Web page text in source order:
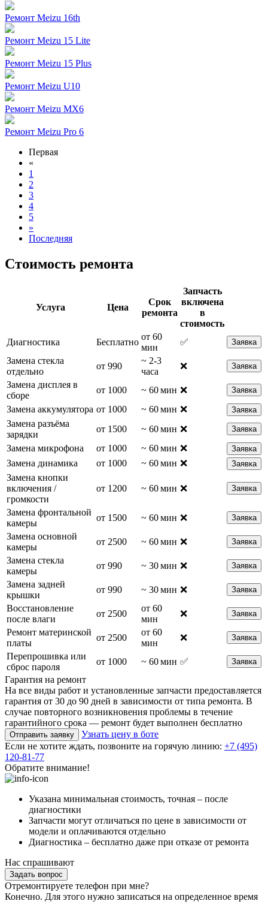
Ремонт Meizu 16th
Ремонт Meizu 15 Lite
Ремонт Meizu 15 Plus
Ремонт Meizu U10
Ремонт Meizu MX6
Ремонт Meizu Pro 6
Первая
«
1
2
3
4
5
»
Последняя
Стоимость ремонта
Услуга Цена
Срок
ремонта
Запчасть
включена
в
стоимость
Диагностика
Бесплатно
от 60
мин
✅ Заявка
Замена стекла
отдельно
от 990
~ 2-3
часа
❌ Заявка
Замена дисплея в
сборе
от 1000 ~ 60 мин ❌ Заявка
Замена аккумулятора от 1000 ~ 60 мин ❌ Заявка
Замена разъёма
зарядки
от 1500 ~ 60 мин ❌ Заявка
Замена микрофона от 1000 ~ 60 мин ❌ Заявка
Замена динамика от 1000 ~ 60 мин ❌ Заявка
Замена кнопки
включения /
громкости
от 1200 ~ 60 мин ❌ Заявка
Замена фронтальной
камеры
от 1500 ~ 60 мин ❌ Заявка
Замена основной
камеры
от 2500 ~ 60 мин ❌ Заявка
Замена стекла
камеры
от 990 ~ 30 мин ❌ Заявка
Замена задней
крышки
от 990 ~ 30 мин ❌ Заявка
Восстановление
после влаги
от 2500
от 60
мин
❌ Заявка
Ремонт материнской
платы
от 2500
от 60
мин
❌ Заявка
Перепрошивка или
сброс пароля
от 1000 ~ 60 мин ✅ Заявка
Гарантия на ремонт
На все виды работ и установленные запчасти предоставляется
гарантия от 30 до 90 дней в зависимости от типа ремонта. В
случае повторного возникновения проблемы в течение
гарантийного срока — ремонт будет выполнен бесплатно
Отправить заявку
Узнать цену в боте
Если не хотите ждать, позвоните на горячую линию: +7 (495)
120-81-77
Обратите внимание!
Указана минимальная стоимость, точная – после
диагностики
Запчасти могут отличаться по цене в зависимости от
модели и оплачиваются отдельно
Диагностика – бесплатно даже при отказе от ремонта
Нас спрашивают
Задать вопрос
Отремонтируете телефон при мне?
Конечно. Для этого нужно записаться на определенное время